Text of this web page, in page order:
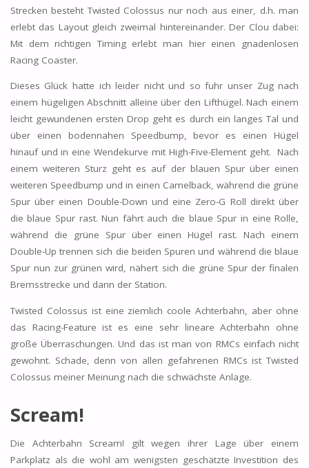
Strecken besteht Twisted Colossus nur noch aus einer, d.h. man
erlebt das Layout gleich zweimal hintereinander. Der Clou dabei:
Mit dem richtigen Timing erlebt man hier einen gnadenlosen
Racing Coaster.
Dieses Glück hatte ich leider nicht und so fuhr unser Zug nach
einem hügeligen Abschnitt alleine über den Lifthügel. Nach einem
leicht gewundenen ersten Drop geht es durch ein langes Tal und
über einen bodennahen Speedbump, bevor es einen Hügel
hinauf und in eine Wendekurve mit High-Five-Element geht. Nach
einem weiteren Sturz geht es auf der blauen Spur über einen
weiteren Speedbump und in einen Camelback, während die grüne
Spur über einen Double-Down und eine Zero-G Roll direkt über
die blaue Spur rast. Nun fährt auch die blaue Spur in eine Rolle,
während die grüne Spur über einen Hügel rast. Nach einem
Double-Up trennen sich die beiden Spuren und während die blaue
Spur nun zur grünen wird, nähert sich die grüne Spur der finalen
Bremsstrecke und dann der Station.
Twisted Colossus ist eine ziemlich coole Achterbahn, aber ohne
das Racing-Feature ist es eine sehr lineare Achterbahn ohne
große Überraschungen. Und das ist man von RMCs einfach nicht
gewohnt. Schade, denn von allen gefahrenen RMCs ist Twisted
Colossus meiner Meinung nach die schwächste Anlage.
Scream!
Die Achterbahn Scream! gilt wegen ihrer Lage über einem
Parkplatz als die wohl am wenigsten geschätzte Investition des